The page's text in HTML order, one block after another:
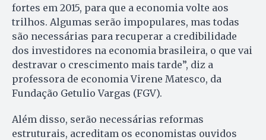
fortes em 2015, para que a economia volte aos
trilhos. Algumas serão impopulares, mas todas
são necessárias para recuperar a credibilidade
dos investidores na economia brasileira, o que vai
destravar o crescimento mais tarde”, diz a
professora de economia Virene Matesco, da
Fundação Getulio Vargas (FGV).
Além disso, serão necessárias reformas
estruturais, acreditam os economistas ouvidos